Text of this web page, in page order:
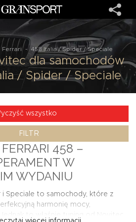
OFERTA
MARKI
O NAS
USŁUGI
KONTAKT
Ferrari - 458 Italia / Spider / Speciale
dla samochodów
/ Spider / Speciale
wszystko
FILTR
458 –
W
WYDANIU
i Speciale to samochody, które z
harmonię mocy,